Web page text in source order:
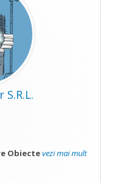
S.R.L.
Obiectevezi mai mult